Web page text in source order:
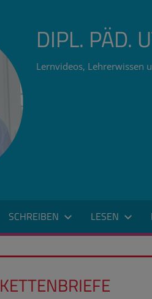
DIPL. PÄD.
Lernvideos, Lehrerwissen
SCHREIBEN LESEN
KETTENBRIEFE